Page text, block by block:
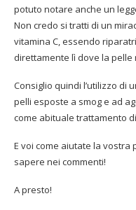
potuto notare anche un
Non credo si tratti di un
vitamina C, essendo
direttamente lì dove la
Consiglio quindi l’utilizzo di
pelli esposte a smog e ad
come abituale trattamento
E voi come aiutate la vostra
sapere nei commenti!
A presto!